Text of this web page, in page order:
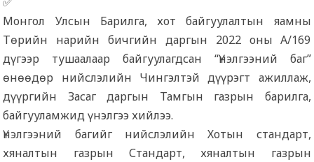
Монгол Улсын Барилга, хот байгуулалтын яамны
Төрийн нарийн бичгийн даргын 2022 оны А/169
дүгээр тушаалаар байгуулагдсан “Үнэлгээний баг”
өнөөдөр нийслэлийн Чингэлтэй дүүрэгт ажиллаж,
дүүргийн Засаг даргын Тамгын газрын барилга,
байгууламжид үнэлгээ хийлээ.
Үнэлгээний багийг нийслэлийн Хотын стандарт,
хяналтын газрын Стандарт, хяналтын газрын